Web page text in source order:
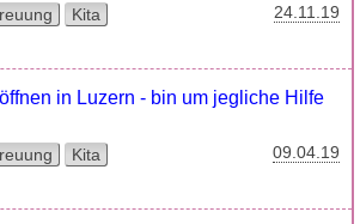
Kita 24.11.19
in Luzern - bin um jegliche Hilfe
Kita 09.04.19